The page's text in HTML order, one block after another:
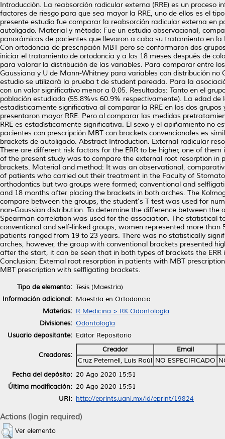
Introducción. La reabsorción radicular externa (RRE) es un
factores de riesgo para que sea mayor la RRE, uno de ellos es el
presente estudio fue comparar la reabsorción radicular externa en
autoligado. Material y método: Fue un estudio observacional,
panorámicas de pacientes que llevaron a cabo su tratamiento en
Con ortodoncia de prescripción MBT pero se conformaron dos
iniciar el tratamiento de ortodoncia y a los 18 meses después de
para valorar la distribución de las variables. Para comparar entre
Gaussiana y U de Mann-Whitney para variables con distribución
estudio se utilizará la prueba t de student pareada. Para la
con un valor significativo menor a 0.05. Resultados: Tanto en el
población estudiada (55.8%vs 60.9% respectivamente). La edad
estadísticamente significativa al comparar la RRE en los dos
presentaron mayor RRE. Pero al comparar las medidas
RRE es estadísticamente significativa. El sexo y el apiñamiento no
pacientes con prescripción MBT con brackets convencionales es
brackets de autoligado. Abstract Introduction. External radicular
There are different risk factors for the ERR to be higher, one of
of the present study was to compare the external root resorption
brackets. Material and method: It was an observational,
of patients who carried out their treatment in the Faculty of
orthodontics but two groups were formed; conventional and
and 18 months after placing the brackets in both arches. The
compare between the groups, the student's T test was used for
non-Gaussian distribution. To determine the difference between
Spearman correlation was used for the association. The statistical
conventional and self-linked groups, women represented more
patients ranged from 19 to 23 years. There was no statistically
arches, however, the group with conventional brackets presented
after the start, it can be seen that in both types of brackets the
Conclusion: External root resorption in patients with MBT
MBT prescription with selfligating brackets.
Tipo de elemento: Tesis (Maestría)
Información adicional: Maestría en Ortodoncia
Materias: R Medicina > RK Odontología
Divisiones: Odontología
Usuario depositante: Editor Repositorio
Creadores:
Creador
Email
Cruz Peternell, Luis Raúl NO ESPECIFICADO
Fecha del depósito: 20 Ago 2020 15:51
Última modificación: 20 Ago 2020 15:51
URI: http://eprints.uanl.mx/id/eprint/19824
Actions (login required)
Ver elemento